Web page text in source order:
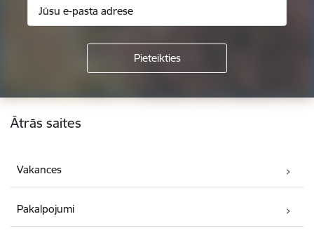
Kājene
Ātrās saites
Vakances
Pakalpojumi